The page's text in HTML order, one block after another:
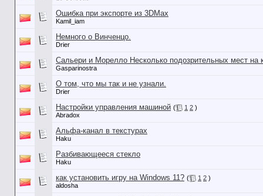
Ошибка при экспорте из 3DMax
Kamil_iam
Немного о Винченцо.
Drier
Сальери и Морелло Несколько подозрительных мест на
Gasparinostra
О том, что мы так и не узнали.
Drier
Настройки управления машиной ( 1 2 )
Abradox
Альфа-канал в текстурах
Haku
Разбивающееся стекло
Haku
как установить игру на Windows 11? ( 1 2 )
aldosha